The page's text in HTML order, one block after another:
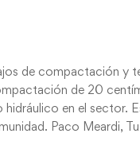
de compactación y
de 20
en el sector.
Paco Meardi,